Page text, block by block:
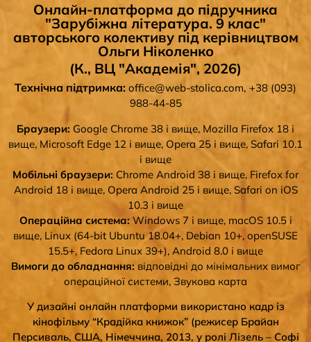
Онлайн-платформа до підручника
"Зарубіжна література. 9 клас"
авторського колективу під керівництвом
Ольги Ніколенко
(К., ВЦ "Академія", 2026)
Технічна підтримка: office@web-stolica.com, +38 (093)
988-44-85
Браузери: Google Chrome 38 і вище, Mozilla Firefox 18 і
вище, Microsoft Edge 12 і вище, Opera 25 і вище, Safari 10.1
і вище
Мобільні браузери: Chrome Android 38 і вище, Firefox for
Android 18 і вище, Opera Android 25 і вище, Safari on iOS
10.3 і вище
Операційна система: Windows 7 і вище, macOS 10.5 і
вище, Linux (64-bit Ubuntu 18.04+, Debian 10+, openSUSE
15.5+, Fedora Linux 39+), Android 8.0 і вище
Вимоги до обладнання: відповідні до мінімальних вимог
операційної системи, Звукова карта
У дизайні онлайн платформи використано кадр із
кінофільму “Крадійка книжок” (режисер Брайан
Персиваль, США, Німеччина, 2013, у ролі Лізель – Софі